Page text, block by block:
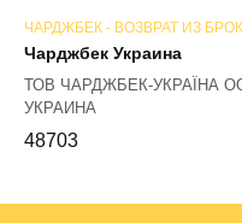
ЧАРДЖБЕК - ВОЗВРАТ ИЗ
Чарджбек Украина
ТОВ ЧАРДЖБЕК-УКРАЇНА
УКРАИНА
48703